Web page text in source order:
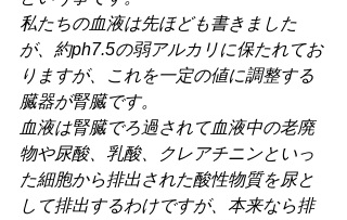
私たちの血液は先ほども書きました
が、約ph7.5の弱アルカリに保たれてお
りますが、これを一定の値に調整する
臓器が腎臓です。
血液は腎臓でろ過されて血液中の老廃
物や尿酸、乳酸、クレアチニンといっ
た細胞から排出された酸性物質を尿と
して排出するわけですが、本来なら排